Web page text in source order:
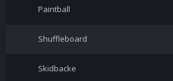
Paintball
Shuffleboard
Skidbacke